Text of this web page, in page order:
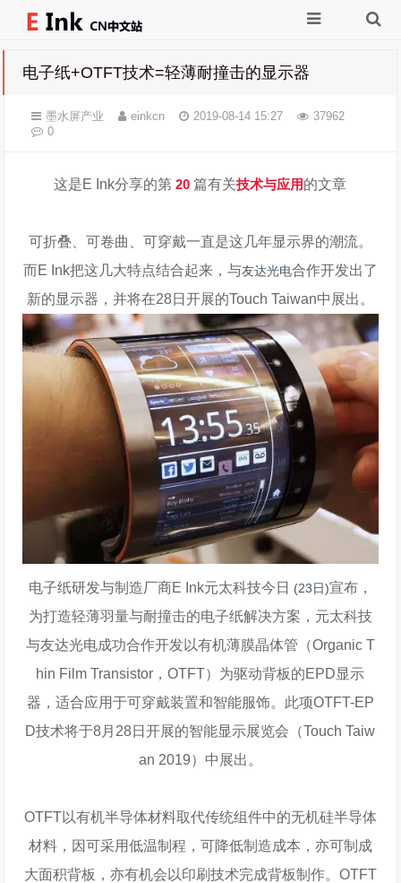
电子纸+OTFT技术=轻薄耐撞击的显示器
墨水屏产业 einkcn 2019-08-14 15:27
37962
0
这是E Ink分享的第20 篇有关技术与应用的文章
可折叠、可卷曲、可穿戴一直是这几年显示界的潮流。
而E Ink把这几大特点结合起来，与友达光电合作开发出了
新的显示器，并将在28日开展的Touch Taiwan中展出。
电子纸研发与制造厂商E Ink元太科技今日 (23日)宣布，
为打造轻薄羽量与耐撞击的电子纸解决方案，元太科技
与友达光电成功合作开发以有机薄膜晶体管（Organic T
hin Film Transistor，OTFT）为驱动背板的EPD显示
器，适合应用于可穿戴装置和智能服饰。此项OTFT-EP
D技术将于8月28日开展的智能显示展览会（Touch Taiw
an 2019）中展出。
OTFT以有机半导体材料取代传统组件中的无机硅半导体
材料，因可采用低温制程，可降低制造成本，亦可制成
大面积背板，亦有机会以印刷技术完成背板制作。OTFT